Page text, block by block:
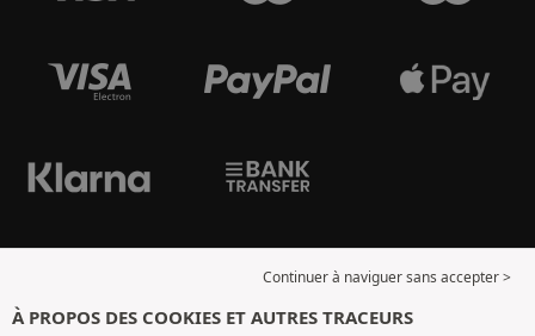
Continuer à naviguer sans accepter >
À PROPOS DES COOKIES ET AUTRES TRACEURS